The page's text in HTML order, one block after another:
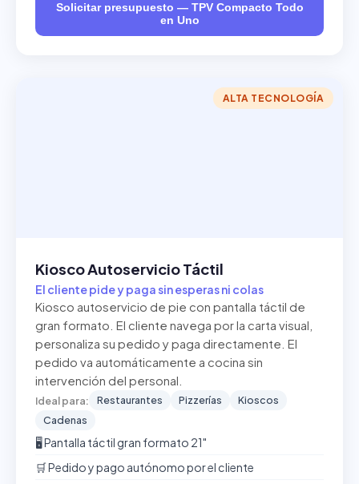
Solicitar presupuesto — TPV Compacto Todo
en Uno
ALTA TECNOLOGÍA
Kiosco Autoservicio Táctil
El cliente pide y paga sin esperas ni colas
Kiosco autoservicio de pie con pantalla táctil de
gran formato. El cliente navega por la carta visual,
personaliza su pedido y paga directamente. El
pedido va automáticamente a cocina sin
intervención del personal.
Ideal para: Restaurantes Pizzerías
Kioscos
Cadenas
🖥️ Pantalla táctil gran formato 21"
🛒 Pedido y pago autónomo por el cliente